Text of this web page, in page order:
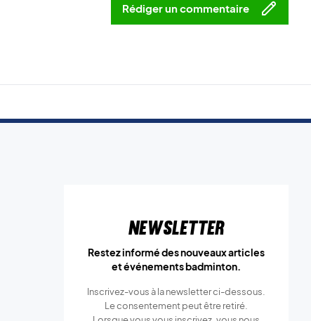
Rédiger un commentaire
Newsletter
Restez informé des nouveaux articles
et événements badminton.
Inscrivez-vous à la newsletter ci-dessous.
Le consentement peut être retiré.